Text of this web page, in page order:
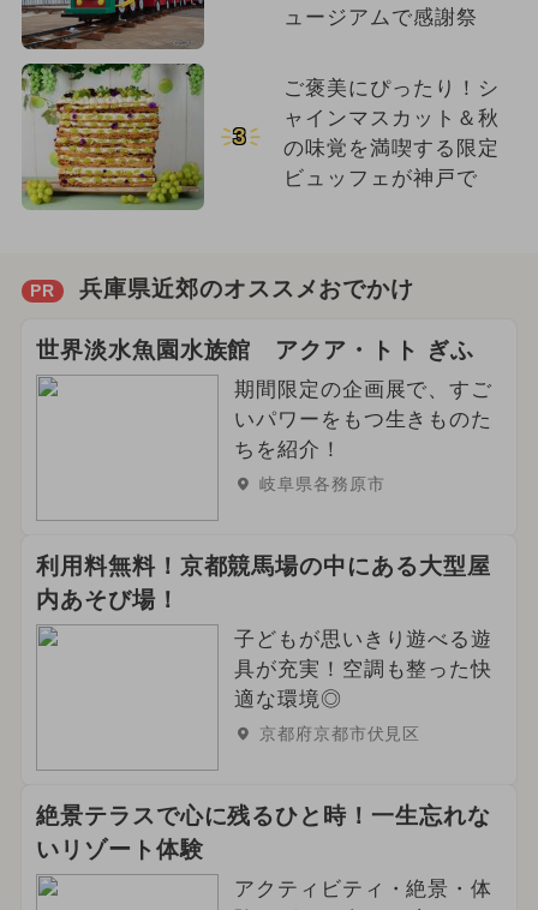
ュージアムで感謝祭
3
ご褒美にぴったり！シ
ャインマスカット＆秋
の味覚を満喫する限定
ビュッフェが神戸で
PR 兵庫県近郊のオススメおでかけ
世界淡水魚園水族館 アクア・トト ぎふ
期間限定の企画展で、すご
いパワーをもつ生きものた
ちを紹介！
岐阜県各務原市
利用料無料！京都競馬場の中にある大型屋
内あそび場！
子どもが思いきり遊べる遊
具が充実！空調も整った快
適な環境◎
京都府京都市伏見区
絶景テラスで心に残るひと時！一生忘れな
いリゾート体験
アクティビティ・絶景・体